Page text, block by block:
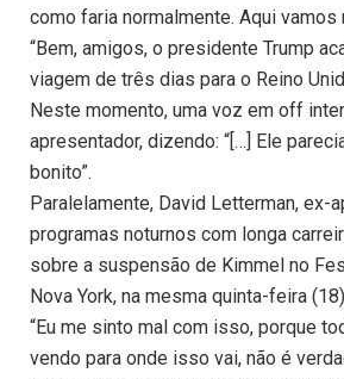
como faria normalmente. Aqui vamos
“Bem, amigos, o presidente Trump
viagem de três dias para o Reino
Neste momento, uma voz em off
apresentador, dizendo: “[…] Ele
bonito”.
Paralelamente, David Letterman, ex-
programas noturnos com longa
sobre a suspensão de Kimmel no
Nova York, na mesma quinta-feira
“Eu me sinto mal com isso, porque
vendo para onde isso vai, não é